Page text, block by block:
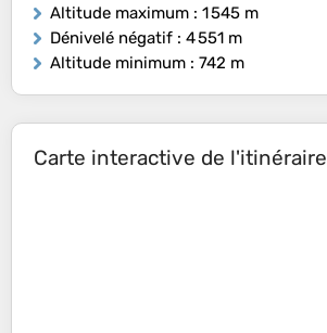
Altitude maximum : 1 545 m
Dénivelé négatif : 4 551 m
Altitude minimum : 742 m
Carte interactive de l'itinéraire